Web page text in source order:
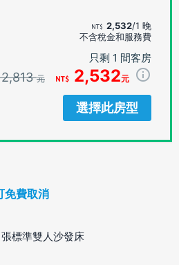
2,532/1 晚
不含稅金和服務費
只剩 1 間客房
元 2,532元
選擇此房型
免費取消
標準雙人沙發床